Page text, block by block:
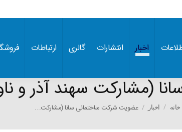
اخبار انتشارات گالری ارتباطات
(مشارکت سهند آذر و
You areخانه اخبار عضویت شرکت ساختمانی سانا (مشارکت…